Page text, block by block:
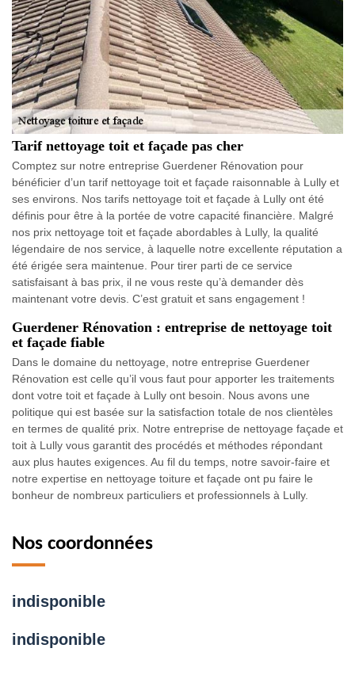
Tarif nettoyage toit et façade pas cher
Comptez sur notre entreprise Guerdener Rénovation pour
bénéficier d’un tarif nettoyage toit et façade raisonnable à Lully et
ses environs. Nos tarifs nettoyage toit et façade à Lully ont été
définis pour être à la portée de votre capacité financière. Malgré
nos prix nettoyage toit et façade abordables à Lully, la qualité
légendaire de nos service, à laquelle notre excellente réputation a
été érigée sera maintenue. Pour tirer parti de ce service
satisfaisant à bas prix, il ne vous reste qu’à demander dès
maintenant votre devis. C’est gratuit et sans engagement !
Guerdener Rénovation : entreprise de nettoyage toit
et façade fiable
Dans le domaine du nettoyage, notre entreprise Guerdener
Rénovation est celle qu’il vous faut pour apporter les traitements
dont votre toit et façade à Lully ont besoin. Nous avons une
politique qui est basée sur la satisfaction totale de nos clientèles
en termes de qualité prix. Notre entreprise de nettoyage façade et
toit à Lully vous garantit des procédés et méthodes répondant
aux plus hautes exigences. Au fil du temps, notre savoir-faire et
notre expertise en nettoyage toiture et façade ont pu faire le
bonheur de nombreux particuliers et professionnels à Lully.
Nos coordonnées
indisponible
indisponible